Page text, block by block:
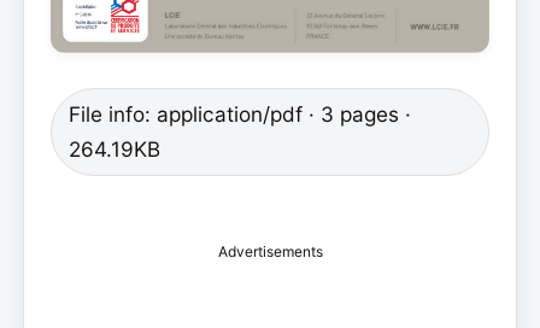
File info: application/pdf · 3 pages ·
264.19KB
Advertisements